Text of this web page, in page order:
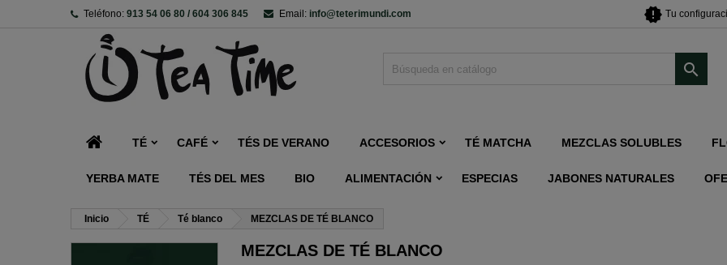
Teléfono: 913 54 06 80 / 604 306 845 Email: info@teterimundi.com new_releases Tu

TÉ CAFÉ TÉS DE VERANO ACCESORIOS TÉ MATCHA MEZCLAS SOLUBLES
YERBA MATE TÉS DEL MES BIO ALIMENTACIÓN ESPECIAS JABONES NATURALES
Inicio TÉ Té blanco MEZCLAS DE TÉ BLANCO
MEZCLAS DE TÉ BLANCO